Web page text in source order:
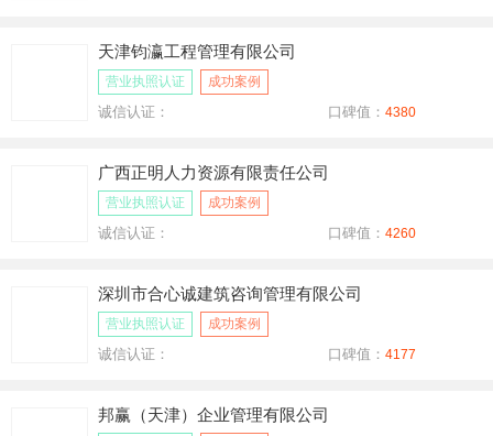
天津钧瀛工程管理有限公司
营业执照认证 成功案例
诚信认证： 口碑值：4380
广西正明人力资源有限责任公司
营业执照认证 成功案例
诚信认证： 口碑值：4260
深圳市合心诚建筑咨询管理有限公司
营业执照认证 成功案例
诚信认证： 口碑值：4177
邦赢（天津）企业管理有限公司